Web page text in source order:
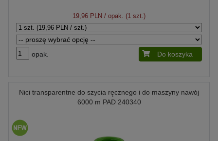
19,96 PLN / opak. (1 szt.)
opak. Do koszyka
Nici transparentne do szycia ręcznego i do maszyny nawój
6000 m PAD 240340